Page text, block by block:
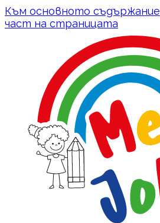
Към основното съдържание
част на страницата